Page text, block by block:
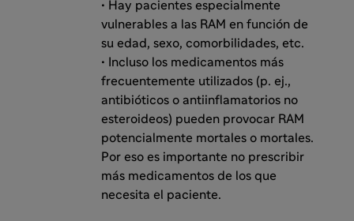
• Hay pacientes especialmente
vulnerables a las RAM en función de
su edad, sexo, comorbilidades, etc.
• Incluso los medicamentos más
frecuentemente utilizados (p. ej.,
antibióticos o antiinflamatorios no
esteroideos) pueden provocar RAM
potencialmente mortales o mortales.
Por eso es importante no prescribir
más medicamentos de los que
necesita el paciente.